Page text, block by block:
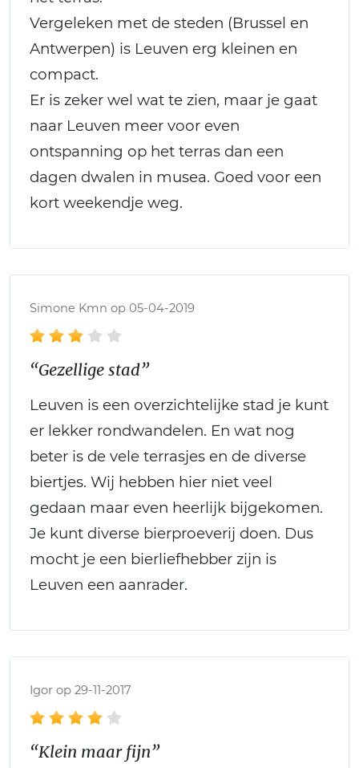
Vergeleken met de steden (Brussel en
Antwerpen) is Leuven erg kleinen en
compact.
Er is zeker wel wat te zien, maar je gaat
naar Leuven meer voor even
ontspanning op het terras dan een
dagen dwalen in musea. Goed voor een
kort weekendje weg.
Simone Kmn op 05-04-2019
“Gezellige stad”
Leuven is een overzichtelijke stad je kunt
er lekker rondwandelen. En wat nog
beter is de vele terrasjes en de diverse
biertjes. Wij hebben hier niet veel
gedaan maar even heerlijk bijgekomen.
Je kunt diverse bierproeverij doen. Dus
mocht je een bierliefhebber zijn is
Leuven een aanrader.
Igor op 29-11-2017
“Klein maar fijn”